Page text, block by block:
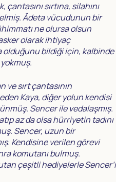
sırtına, silahını
Âdeta vücudunun bir
ne olursa olsun
olarak ihtiyaç
olduğunu bildiği için, kalbinde
ve sırt çantasının
Kaya, diğer yolun kendisi
Sencer ile vedalaşmış.
az da olsa hürriyetin tadını
Sencer, uzun bir
Kendisine verilen görevi
komutanı bulmuş.
çeşitli hediyelerle Sencer’i